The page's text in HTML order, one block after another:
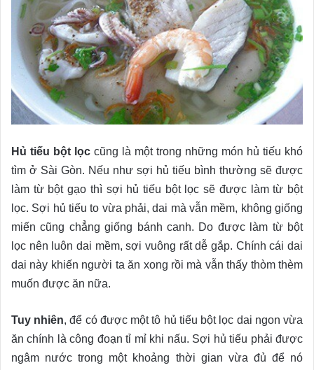
Hủ tiếu bột lọc cũng là một trong những món hủ tiếu khó
tìm ở Sài Gòn. Nếu như sợi hủ tiếu bình thường sẽ được
làm từ bột gạo thì sợi hủ tiếu bột lọc sẽ được làm từ bột
lọc. Sợi hủ tiếu to vừa phải, dai mà vẫn mềm, không giống
miến cũng chẳng giống bánh canh. Do được làm từ bột
lọc nên luôn dai mềm, sợi vuông rất dễ gắp. Chính cái dai
dai này khiến người ta ăn xong rồi mà vẫn thấy thòm thèm
muốn được ăn nữa.
Tuy nhiên, để có được một tô hủ tiếu bột lọc dai ngon vừa
ăn chính là công đoạn tỉ mỉ khi nấu. Sợi hủ tiếu phải được
ngâm nước trong một khoảng thời gian vừa đủ để nó